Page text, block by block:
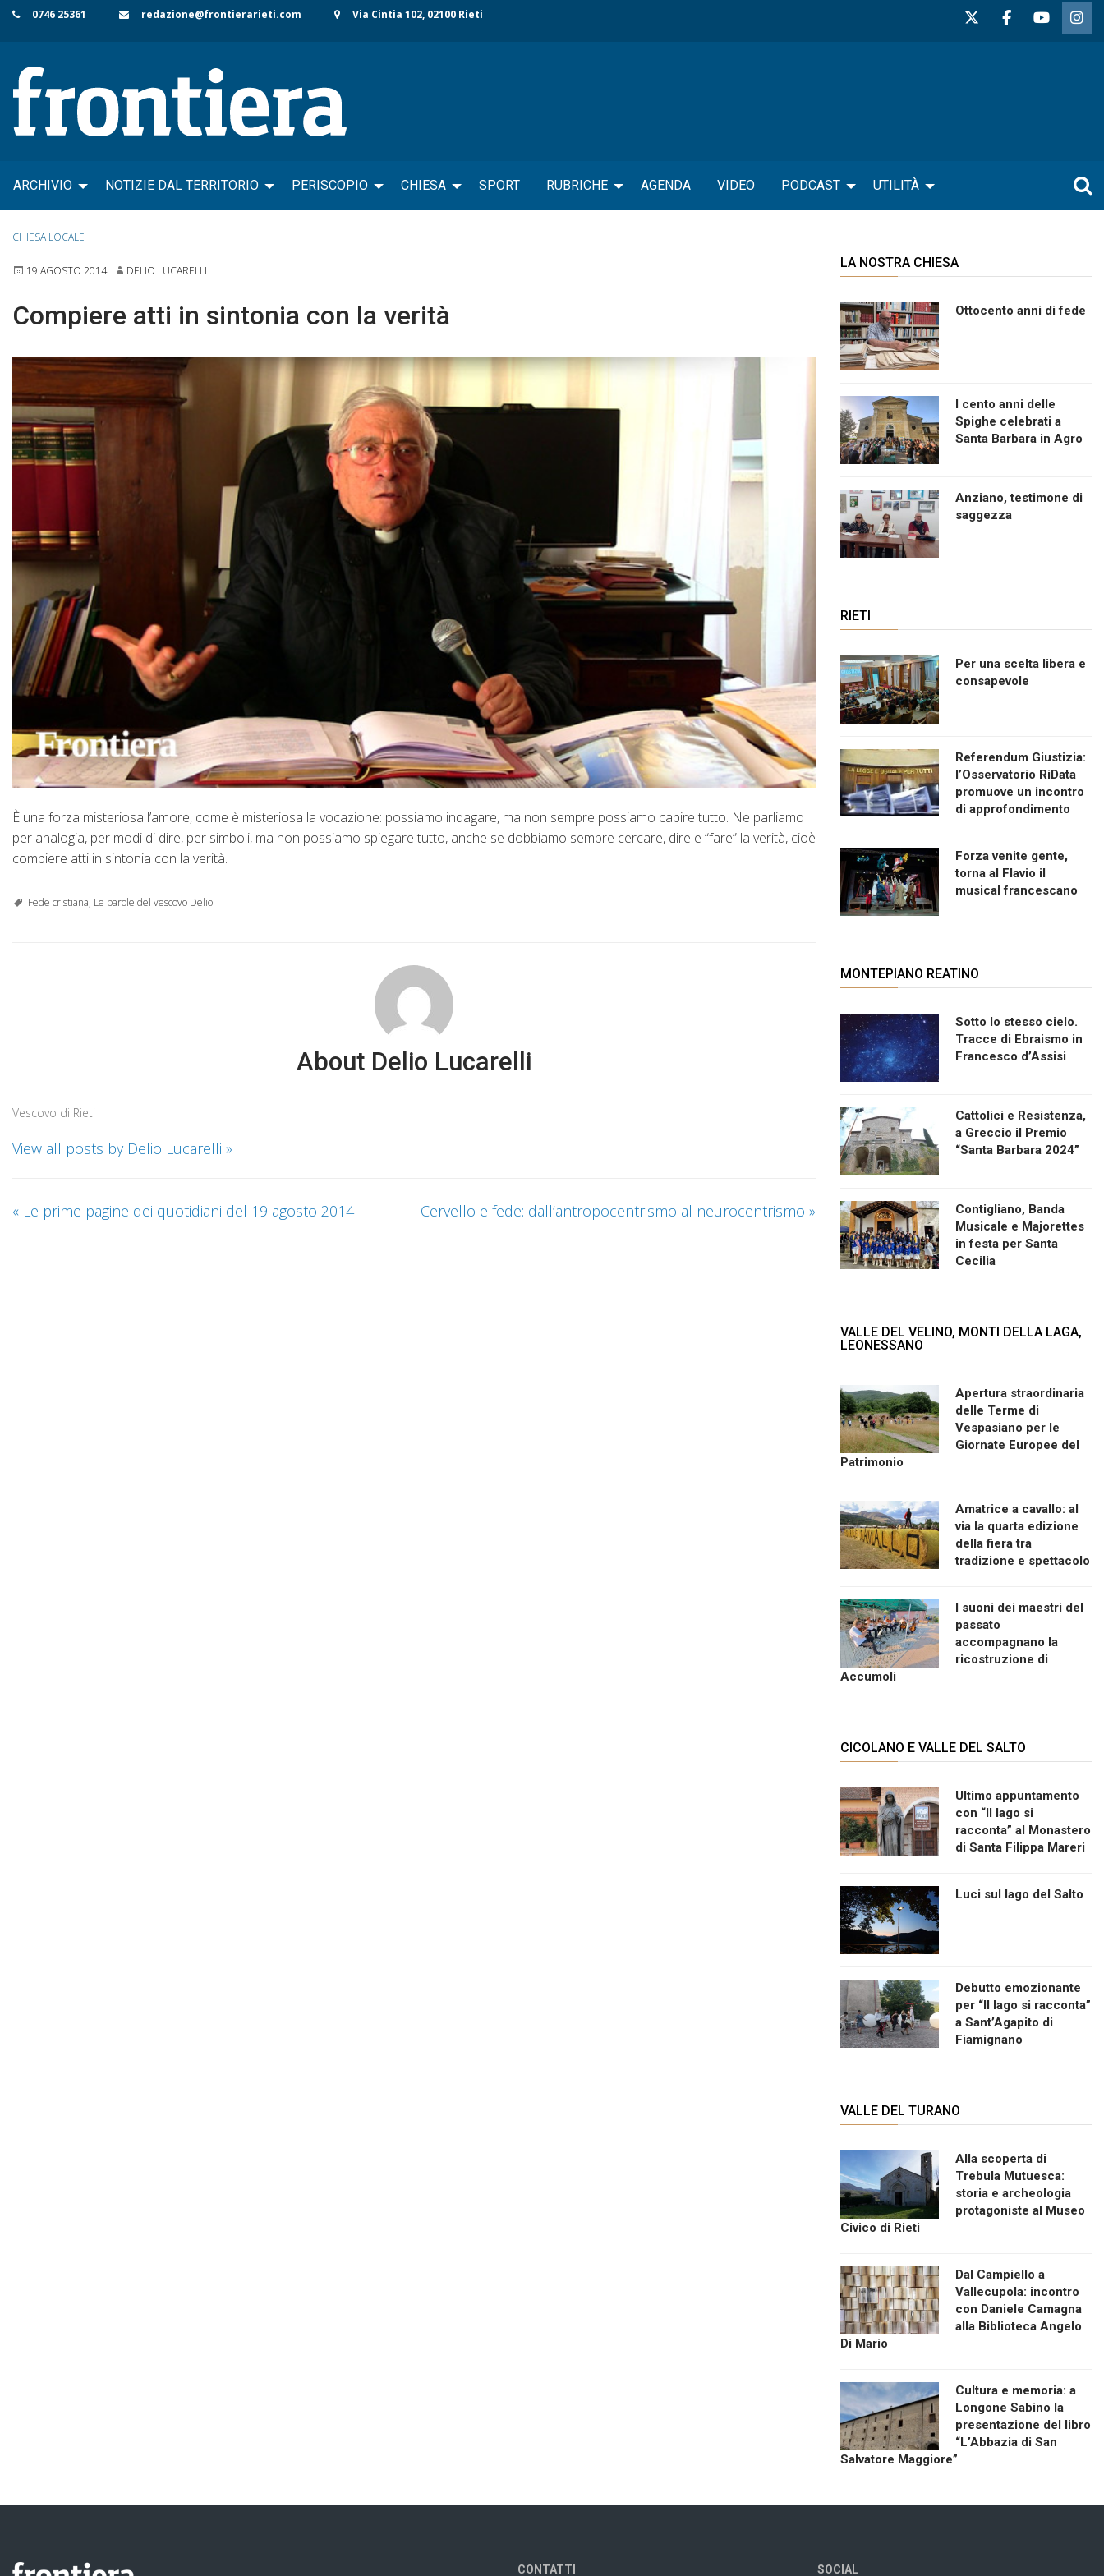
Skip
content
0746 25361 redazione@frontierarieti.com Via Cintia 102, 02100 Rieti
ARCHIVIO NOTIZIE DAL TERRITORIO PERISCOPIO CHIESA SPORT RUBRICHE AGENDA VIDEO PODCAST UTILITÀ
CHIESA LOCALE
19 AGOSTO 2014 DELIO LUCARELLI
Compiere atti in sintonia con la verità
È una forza misteriosa l’amore, come è misteriosa la vocazione: possiamo indagare, ma non sempre possiamo capire tutto. Ne parliamo
per analogia, per modi di dire, per simboli, ma non possiamo spiegare tutto, anche se dobbiamo sempre cercare, dire e “fare” la verità, cioè
compiere atti in sintonia con la verità.
Fede cristiana, Le parole del vescovo Delio
About Delio Lucarelli
Vescovo di Rieti
View all posts by Delio Lucarelli »
« Le prime pagine dei quotidiani del 19 agosto 2014 Cervello e fede: dall’antropocentrismo al neurocentrismo »
LA NOSTRA CHIESA
Ottocento anni di fede
I cento anni delle
Spighe celebrati a
Santa Barbara in Agro
Anziano, testimone di
saggezza
RIETI
Per una scelta libera e
consapevole
Referendum Giustizia:
l’Osservatorio RiData
promuove un incontro
di approfondimento
Forza venite gente,
torna al Flavio il
musical francescano
MONTEPIANO REATINO
Sotto lo stesso cielo.
Tracce di Ebraismo in
Francesco d’Assisi
Cattolici e Resistenza,
a Greccio il Premio
“Santa Barbara 2024”
Contigliano, Banda
Musicale e Majorettes
in festa per Santa
Cecilia
VALLE DEL VELINO, MONTI DELLA LAGA,
LEONESSANO
Apertura straordinaria
delle Terme di
Vespasiano per le
Giornate Europee del
Patrimonio
Amatrice a cavallo: al
via la quarta edizione
della fiera tra
tradizione e spettacolo
I suoni dei maestri del
passato
accompagnano la
ricostruzione di
Accumoli
CICOLANO E VALLE DEL SALTO
Ultimo appuntamento
con “Il lago si
racconta” al Monastero
di Santa Filippa Mareri
Luci sul lago del Salto
Debutto emozionante
per “Il lago si racconta”
a Sant’Agapito di
Fiamignano
VALLE DEL TURANO
Alla scoperta di
Trebula Mutuesca:
storia e archeologia
protagoniste al Museo
Civico di Rieti
Dal Campiello a
Vallecupola: incontro
con Daniele Camagna
alla Biblioteca Angelo
Di Mario
Cultura e memoria: a
Longone Sabino la
presentazione del libro
“L’Abbazia di San
Salvatore Maggiore”
CONTATTI SOCIAL